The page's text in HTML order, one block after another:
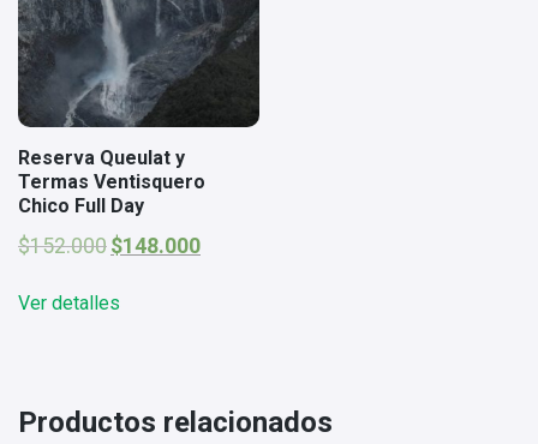
Reserva Queulat y
Termas Ventisquero
Chico Full Day
$152.000 El
era:
$148.000El
Ver detalles
Productos relacionados